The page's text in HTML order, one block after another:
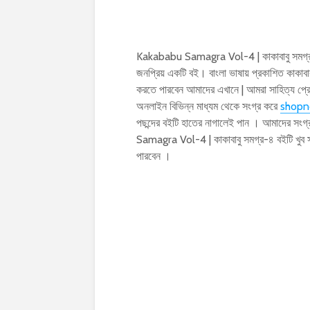
Kakababu Samagra Vol-4 | কাকাবাবু
জনপ্রিয় একটি বই। বাংলা ভাষায় প্রকাশিত
করতে পারবেন আমাদের এখানে | আমরা সাহিত্য
অনলাইন বিভিন্ন মাধ্যম থেকে সংগ্র করে
পছন্দের বইটি হাতের নাগালেই পান ।
Samagra Vol-4 | কাকাবাবু সমগ্র-৪ বইটি খুব
পারবেন ।